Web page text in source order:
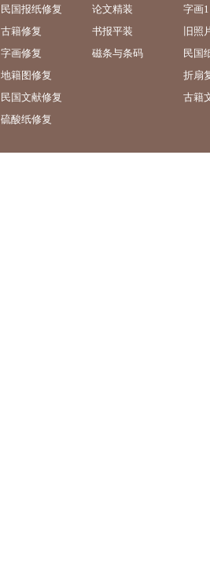
民国报纸修复
古籍修复
字画修复
地籍图修复
民国文献修复
硫酸纸修复
论文精装
书报平装
磁条与条码
字画
旧照
民国
折扇
古籍